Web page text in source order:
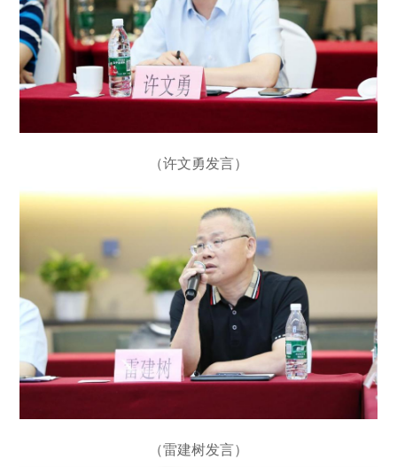
（许文勇发言）
（雷建树发言）